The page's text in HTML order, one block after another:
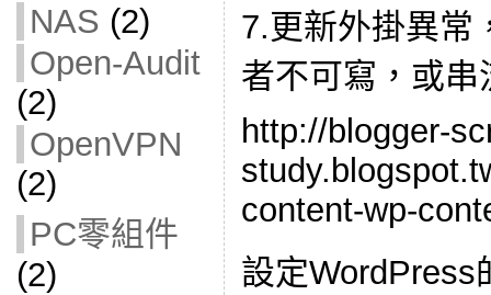
NAS (2)
Open-Audit
(2)
OpenVPN
(2)
PC零組件
(2)
7.更新外掛異常
者不可寫，或串
http://blogger-
content-wp-
設定WordPress